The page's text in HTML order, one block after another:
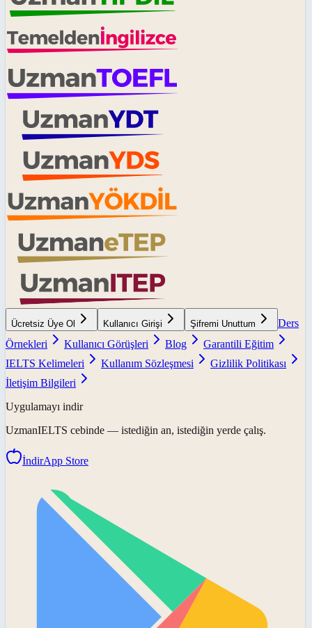
Ücretsiz Üye Ol Kullanıcı Girişi Şifremi Unuttum
Ders
Örnekleri
Kullanıcı Görüşleri Blog
Garantili Eğitim
IELTS Kelimeleri
Kullanım Sözleşmesi
Gizlilik Politikası
İletişim Bilgileri
Uygulamayı indir
UzmanIELTS cebinde — istediğin an, istediğin yerde çalış.
İndirApp Store